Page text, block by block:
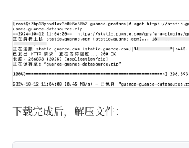
下载完成后，解压文件：